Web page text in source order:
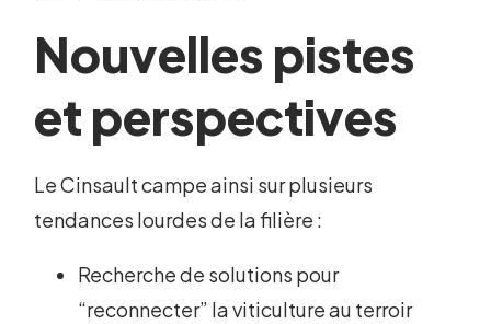
Nouvelles pistes
et perspectives
Le Cinsault campe ainsi sur plusieurs
tendances lourdes de la filière :
Recherche de solutions pour
“reconnecter” la viticulture au terroir